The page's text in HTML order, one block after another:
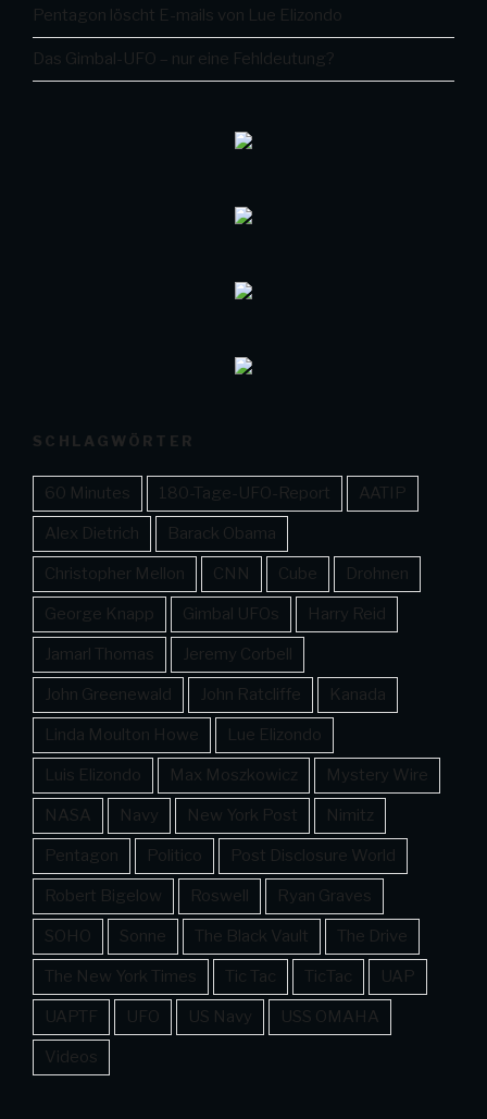
Pentagon löscht E-mails von Lue Elizondo
Das Gimbal-UFO – nur eine Fehldeutung?
SCHLAGWÖRTER
60 Minutes 180-Tage-UFO-Report AATIP
Alex Dietrich Barack Obama
Christopher Mellon CNN Cube Drohnen
George Knapp Gimbal UFOs Harry Reid
Jamarl Thomas Jeremy Corbell
John Greenewald John Ratcliffe Kanada
Linda Moulton Howe Lue Elizondo
Luis Elizondo Max Moszkowicz Mystery Wire
NASA Navy New York Post Nimitz
Pentagon Politico Post Disclosure World
Robert Bigelow Roswell Ryan Graves
SOHO Sonne The Black Vault The Drive
The New York Times Tic Tac TicTac UAP
UAPTF UFO US Navy USS OMAHA
Videos